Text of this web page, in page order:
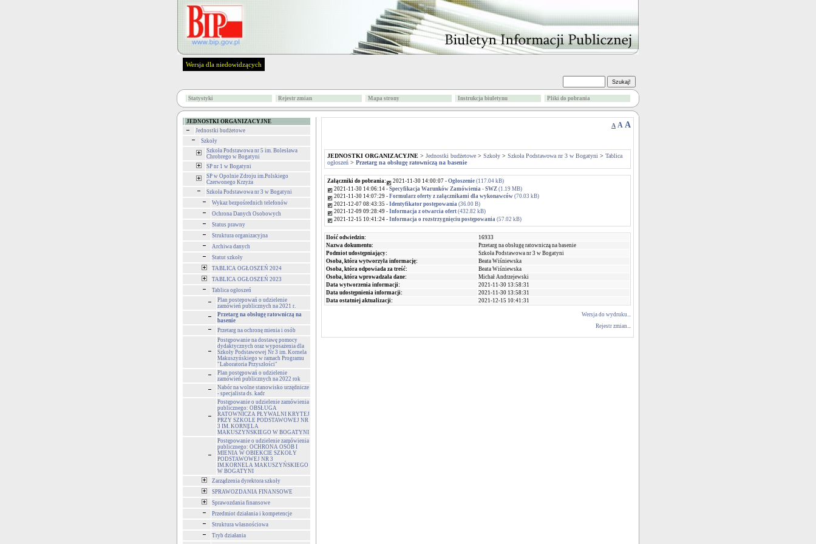
Wersja dla niedowidzących
Statystyki Rejestr zmian Mapa strony Instrukcja biuletynu Pliki do pobrania
JEDNOSTKI ORGANIZACYJNE
Jednostki budżetowe
Szkoły
Szkoła Podstawowa nr 5 im. Bolesława
Chrobrego w Bogatyni
SP nr 1 w Bogatyni
SP w Opolnie Zdroju im.Polskiego
Czerwonego Krzyża
Szkoła Podstawowa nr 3 w Bogatyni
Wykaz bezpośrednich telefonów
Ochrona Danych Osobowych
Status prawny
Struktura organizacyjna
Archiwa danych
Statut szkoły
TABLICA OGŁOSZEŃ 2024
TABLICA OGŁOSZEŃ 2023
Tablica ogłoszeń
Plan postepowań o udzielenie
zamówień publicznych na 2021 r.
Przetarg na obsługę ratowniczą na
basenie
Przetarg na ochronę mienia i osób
Postępowanie na dostawę pomocy
dydaktycznych oraz wyposażenia dla
Szkoły Podstawowej Nr 3 im. Kornela
Makuszyńskiego w ramach Programu
"Laboratoria Przyszłości"
Plan postępowań o udzielenie
zamówień publicznych na 2022 rok
Nabór na wolne stanowisko urzędnicze
- specjalista ds. kadr
Postępowanie o udzielenie zamówienia
publicznego: OBSŁUGA
RATOWNICZA PŁYWALNI KRYTEJ
PRZY SZKOLE PODSTAWOWEJ NR
3 IM. KORNELA
MAKUSZYŃSKIEGO W BOGATYNI
Postępowanie o udzielenie zamówienia
publicznego: OCHRONA OSÓB I
MIENIA W OBIEKCIE SZKOŁY
PODSTAWOWEJ NR 3
IM.KORNELA MAKUSZYŃSKIEGO
W BOGATYNI
Zarządzenia dyrektora szkoły
SPRAWOZDANIA FINANSOWE
Sprawozdania finansowe
Przedmiot działania i kompetencje
Struktura własnościowa
Tryb działania
A A A
JEDNOSTKI ORGANIZACYJNE > Jednostki budżetowe > Szkoły > Szkoła Podstawowa nr 3 w Bogatyni > Tablica
ogłoszeń > Przetarg na obsługę ratowniczą na basenie
Załączniki do pobrania: 2021-11-30 14:00:07 - Ogłoszenie (117.04 kB)
2021-11-30 14:06:14 - Specyfikacja Warunków Zamówienia - SWZ (1.19 MB)
2021-11-30 14:07:29 - Formularz oferty z załącznikami dla wykonawców (70.03 kB)
2021-12-07 08:43:35 - Identyfikator postępowania (36.00 B)
2021-12-09 09:28:49 - Informacja z otwarcia ofert (432.82 kB)
2021-12-15 10:41:24 - Informacja o rozstrzygnięciu postępowania (57.02 kB)
Ilość odwiedzin:
16933
Nazwa dokumentu:
Przetarg na obsługę ratowniczą na basenie
Podmiot udostępniający:
Szkoła Podstawowa nr 3 w Bogatyni
Osoba, która wytworzyła informację:
Beata Wiśniewska
Osoba, która odpowiada za treść:
Beata Wiśniewska
Osoba, która wprowadzała dane:
Michał Andrzejewski
Data wytworzenia informacji:
2021-11-30 13:58:31
Data udostępnienia informacji:
2021-11-30 13:58:31
Data ostatniej aktualizacji:
2021-12-15 10:41:31
Wersja do wydruku...
Rejestr zmian...